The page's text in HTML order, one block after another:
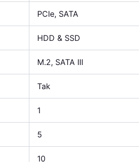
PCIe, SATA
HDD & SSD
M.2, SATA III
Tak
1
5
10